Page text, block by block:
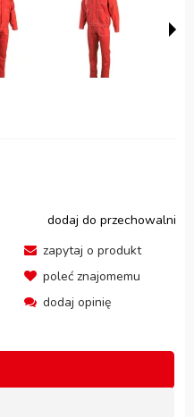
dodaj do przechowalni
zapytaj o produkt
poleć znajomemu
dodaj opinię